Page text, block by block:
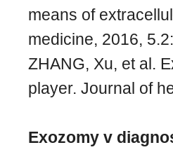
means of
medicine, 2016,
ZHANG, Xu, et al.
player. Journal of
Exozomy v